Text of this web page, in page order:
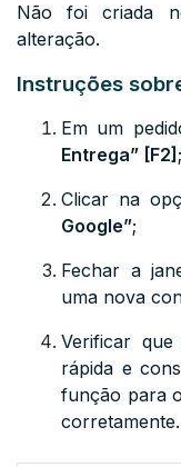
Não foi criada
alteração.
Instruções
Em um
Entrega” [F2] ;
Clicar na
Google”;
Fechar a
uma nova
Verificar
rápida e
função para
corretamente.